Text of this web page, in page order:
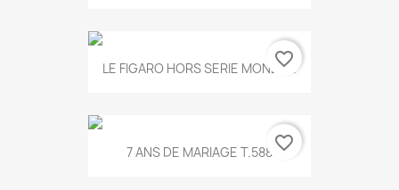
LE FIGARO HORS SERIE MONET...
favorite_border
7 ANS DE MARIAGE T.588 favorite_border